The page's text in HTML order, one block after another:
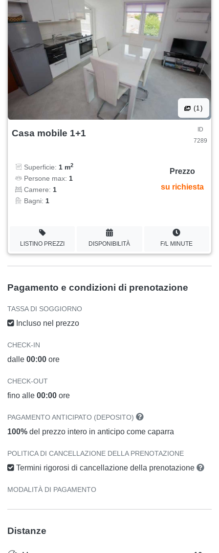
(1)
Casa mobile 1+1
ID
7289
Superficie: 1 m2
Persone max: 1
Camere: 1
Bagni: 1
Prezzo
su richiesta
LISTINO PREZZI DISPONIBILITÀ F/L MINUTE
Pagamento e condizioni di prenotazione
TASSA DI SOGGIORNO
Incluso nel prezzo
CHECK-IN
dalle 00:00 ore
CHECK-OUT
fino alle 00:00 ore
PAGAMENTO ANTICIPATO (DEPOSITO)
100% del prezzo intero in anticipo come caparra
POLITICA DI CANCELLAZIONE DELLA PRENOTAZIONE
Termini rigorosi di cancellazione della prenotazione
MODALITÀ DI PAGAMENTO
Distanze